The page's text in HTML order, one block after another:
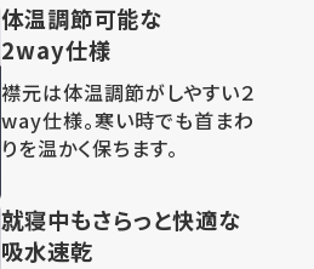
体温調節可能な
2way仕様
襟元は体温調節がしやすい２
way仕様。寒い時でも首まわ
りを温かく保ちます。
就寝中もさらっと快適な
吸水速乾